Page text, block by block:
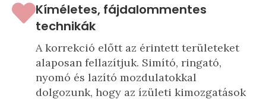
Kíméletes, fájdalommentes
technikák
A korrekció előtt az érintett területeket
alaposan fellazítjuk. Simító, ringató,
nyomó és lazító mozdulatokkal
dolgozunk, hogy az ízületi kimozgatások